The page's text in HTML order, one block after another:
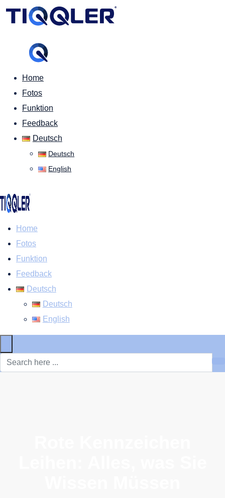
Home
Fotos
Funktion
Feedback
Deutsch
Deutsch
English
Home
Fotos
Funktion
Feedback
Deutsch
Deutsch
English